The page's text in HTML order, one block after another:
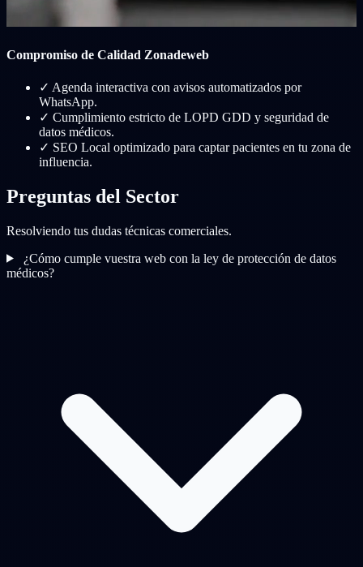
Compromiso de Calidad Zonadeweb
✓ Agenda interactiva con avisos automatizados por
WhatsApp.
✓ Cumplimiento estricto de LOPD GDD y seguridad de
datos médicos.
✓ SEO Local optimizado para captar pacientes en tu zona de
influencia.
Preguntas del Sector
Resolviendo tus dudas técnicas comerciales.
¿Cómo cumple vuestra web con la ley de protección de datos
médicos?